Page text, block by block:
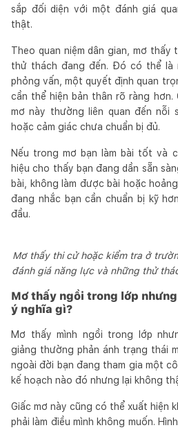
sắp đối diện với một đánh giá
thật.
Theo quan niệm dân gian, mơ
thử thách đang đến. Đó có thể là
phỏng vấn, một quyết định quan
cần thể hiện bản thân rõ ràng
mơ này thường liên quan đến nỗi
hoặc cảm giác chưa chuẩn bị đủ.
Nếu trong mơ bạn làm bài tốt và
hiệu cho thấy bạn đang dần sẵn
bài, không làm được bài hoặc
đang nhắc bạn cần chuẩn bị kỹ
đầu.
Mơ thấy thi cử hoặc kiểm tra ở
đánh giá năng lực và những thử
Mơ thấy ngồi trong lớp
ý nghĩa gì?
Mơ thấy mình ngồi trong lớp
giảng thường phản ánh trạng thái
ngoài đời bạn đang tham gia một
kế hoạch nào đó nhưng lại không
Giấc mơ này cũng có thể xuất hiện
phải làm điều mình không muốn.